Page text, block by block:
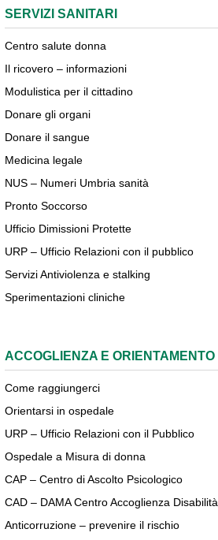
SERVIZI SANITARI
Centro salute donna
Il ricovero – informazioni
Modulistica per il cittadino
Donare gli organi
Donare il sangue
Medicina legale
NUS – Numeri Umbria sanità
Pronto Soccorso
Ufficio Dimissioni Protette
URP – Ufficio Relazioni con il pubblico
Servizi Antiviolenza e stalking
Sperimentazioni cliniche
ACCOGLIENZA E ORIENTAMENTO
Come raggiungerci
Orientarsi in ospedale
URP – Ufficio Relazioni con il Pubblico
Ospedale a Misura di donna
CAP – Centro di Ascolto Psicologico
CAD – DAMA Centro Accoglienza Disabilità
Anticorruzione – prevenire il rischio